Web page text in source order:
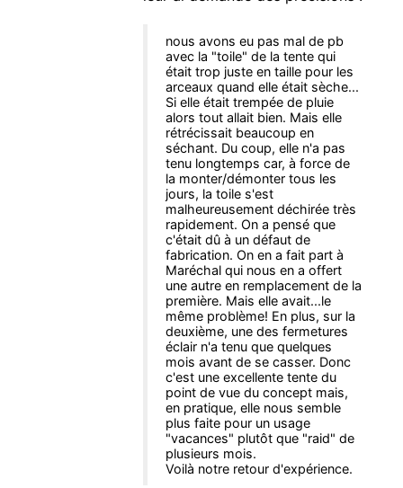
nous avons eu pas mal de pb
avec la "toile" de la tente qui
était trop juste en taille pour les
arceaux quand elle était sèche...
Si elle était trempée de pluie
alors tout allait bien. Mais elle
rétrécissait beaucoup en
séchant. Du coup, elle n'a pas
tenu longtemps car, à force de
la monter/démonter tous les
jours, la toile s'est
malheureusement déchirée très
rapidement. On a pensé que
c'était dû à un défaut de
fabrication. On en a fait part à
Maréchal qui nous en a offert
une autre en remplacement de la
première. Mais elle avait...le
même problème! En plus, sur la
deuxième, une des fermetures
éclair n'a tenu que quelques
mois avant de se casser. Donc
c'est une excellente tente du
point de vue du concept mais,
en pratique, elle nous semble
plus faite pour un usage
"vacances" plutôt que "raid" de
plusieurs mois.
Voilà notre retour d'expérience.